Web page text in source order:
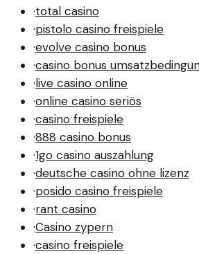
·total casino
·pistolo casino freispiele
·evolve casino bonus
·casino bonus
·live casino online
·online casino seriös
·casino freispiele
·888 casino bonus
·1go casino auszahlung
·deutsche casino ohne lizenz
·posido casino freispiele
·rant casino
·Casino zypern
·casino freispiele